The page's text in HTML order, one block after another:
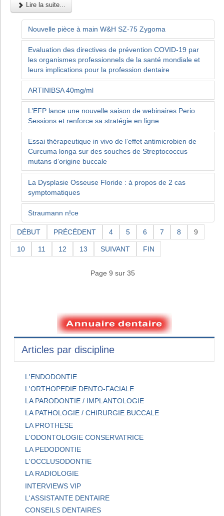
Lire la suite...
Nouvelle pièce à main W&H SZ-75 Zygoma
Evaluation des directives de prévention COVID-19 par
les organismes professionnels de la santé mondiale et
leurs implications pour la profession dentaire
ARTINIBSA 40mg/ml
L’EFP lance une nouvelle saison de webinaires Perio
Sessions et renforce sa stratégie en ligne
Essai thérapeutique in vivo de l’effet antimicrobien de
Curcuma longa sur des souches de Streptococcus
mutans d’origine buccale
La Dysplasie Osseuse Floride : à propos de 2 cas
symptomatiques
Straumann n!ce
DÉBUT PRÉCÉDENT 4 5 6 7 8 9
10 11 12 13 SUIVANT FIN
Page 9 sur 35
Articles par discipline
L'ENDODONTIE
L'ORTHOPEDIE DENTO-FACIALE
LA PARODONTIE / IMPLANTOLOGIE
LA PATHOLOGIE / CHIRURGIE BUCCALE
LA PROTHESE
L'ODONTOLOGIE CONSERVATRICE
LA PEDODONTIE
L'OCCLUSODONTIE
LA RADIOLOGIE
INTERVIEWS VIP
L'ASSISTANTE DENTAIRE
CONSEILS DENTAIRES